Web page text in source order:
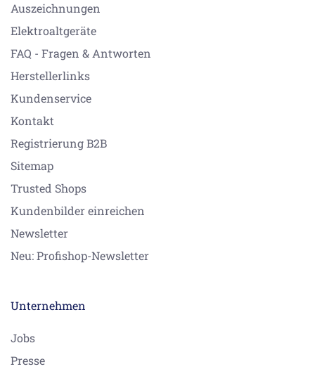
Auszeichnungen
Elektroaltgeräte
FAQ - Fragen & Antworten
Herstellerlinks
Kundenservice
Kontakt
Registrierung B2B
Sitemap
Trusted Shops
Kundenbilder einreichen
Newsletter
Neu: Profishop-Newsletter
Unternehmen
Jobs
Presse